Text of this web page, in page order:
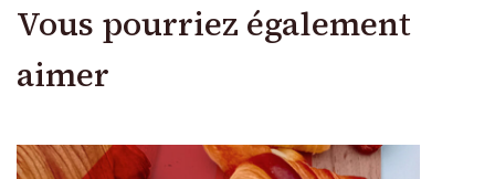
Vous pourriez également
aimer